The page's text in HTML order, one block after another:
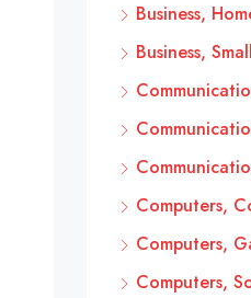
Business,
Business,
Computers,
Computers,
Computers,